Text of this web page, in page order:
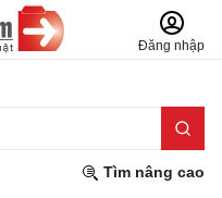
Đăng nhập
Tìm nâng cao